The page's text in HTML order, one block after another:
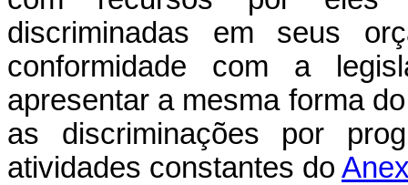
discriminadas em seus
conformidade com a
apresentar a mesma forma
as discriminações por
atividades constantes do